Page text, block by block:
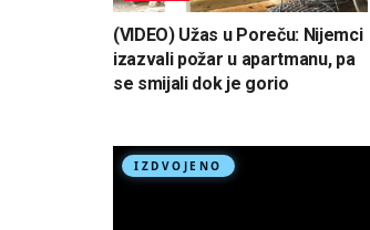
(VIDEO) Užas u Poreču: Nijemci
izazvali požar u apartmanu, pa
se smijali dok je gorio